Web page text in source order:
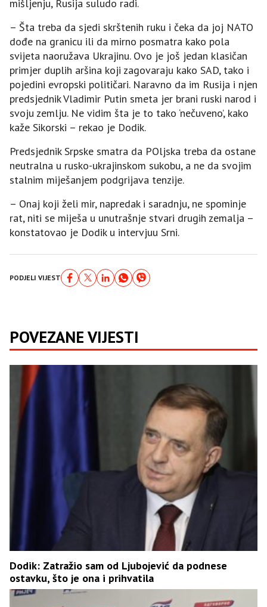
mišljenju, Rusija suludo radi.
– Šta treba da sjedi skrštenih ruku i čeka da joj NATO
dođe na granicu ili da mirno posmatra kako pola
svijeta naoružava Ukrajinu. Ovo je još jedan klasičan
primjer duplih aršina koji zagovaraju kako SAD, tako i
pojedini evropski političari. Naravno da im Rusija i njen
predsjednik Vladimir Putin smeta jer brani ruski narod i
svoju zemlju. Ne vidim šta je to tako ‘nečuveno’, kako
kaže Sikorski – rekao je Dodik.
Predsjednik Srpske smatra da POljska treba da ostane
neutralna u rusko-ukrajinskom sukobu, a ne da svojim
stalnim miješanjem podgrijava tenzije.
– Onaj koji želi mir, napredak i saradnju, ne spominje
rat, niti se miješa u unutrašnje stvari drugih zemalja –
konstatovao je Dodik u intervjuu Srni.
PODJELI VIJEST
POVEZANE VIJESTI
Dodik: Zatražio sam od Ljubojević da podnese
ostavku, što je ona i prihvatila